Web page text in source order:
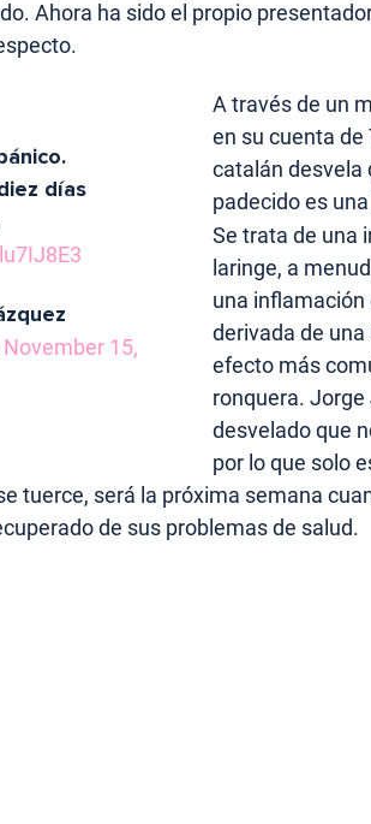
Ahora ha sido el propio
días
November 15,
A través de un
en su cuenta de
catalán desvela
padecido es una
Se trata de una
laringe, a
una inflamación
derivada de una
efecto más
ronquera. Jorge
desvelado que
por lo que solo
tuerce, será la próxima semana
de sus problemas de salud.